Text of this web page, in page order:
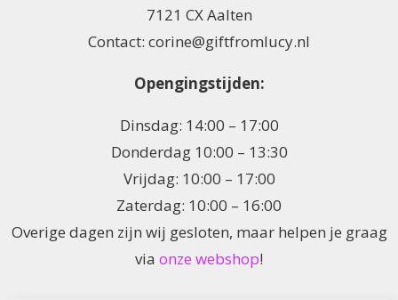
7121 CX Aalten
Contact: corine@giftfromlucy.nl
Opengingstijden:
Dinsdag: 14:00 – 17:00
Donderdag 10:00 – 13:30
Vrijdag: 10:00 – 17:00
Zaterdag: 10:00 – 16:00
Overige dagen zijn wij gesloten, maar helpen je graag
via onze webshop!